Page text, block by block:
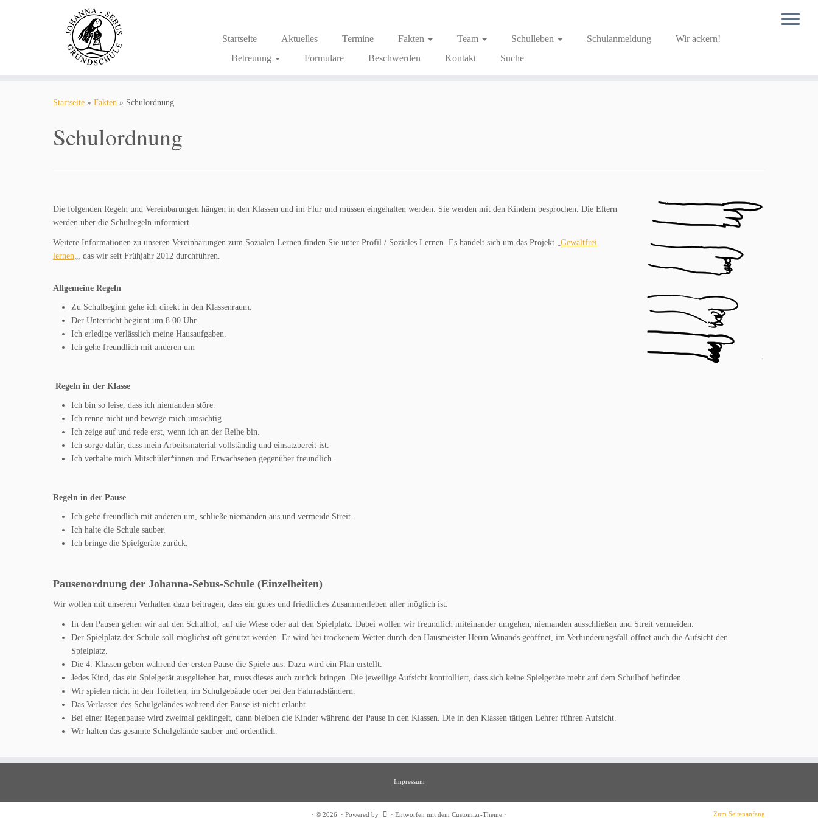
Startseite Aktuelles Termine Fakten Team Schulleben Schulanmeldung
Wir ackern!
Betreuung
Formulare Beschwerden Kontakt Suche
Startseite » Fakten » Schulordnung
Schulordnung
Die folgenden Regeln und Vereinbarungen hängen in den Klassen und im Flur und müssen eingehalten werden. Sie werden mit den Kindern besprochen. Die Eltern
werden über die Schulregeln informiert.
Weitere Informationen zu unseren Vereinbarungen zum Sozialen Lernen finden Sie unter Profil / Soziales Lernen. Es handelt sich um das Projekt „Gewaltfrei
lernen„, das wir seit Frühjahr 2012 durchführen.
Allgemeine Regeln
Zu Schulbeginn gehe ich direkt in den Klassenraum.
Der Unterricht beginnt um 8.00 Uhr.
Ich erledige verlässlich meine Hausaufgaben.
Ich gehe freundlich mit anderen um
Regeln in der Klasse
Ich bin so leise, dass ich niemanden störe.
Ich renne nicht und bewege mich umsichtig.
Ich zeige auf und rede erst, wenn ich an der Reihe bin.
Ich sorge dafür, dass mein Arbeitsmaterial vollständig und einsatzbereit ist.
Ich verhalte mich Mitschüler*innen und Erwachsenen gegenüber freundlich.
Regeln in der Pause
Ich gehe freundlich mit anderen um, schließe niemanden aus und vermeide Streit.
Ich halte die Schule sauber.
Ich bringe die Spielgeräte zurück.
Pausenordnung der Johanna-Sebus-Schule (Einzelheiten)
Wir wollen mit unserem Verhalten dazu beitragen, dass ein gutes und friedliches Zusammenleben aller möglich ist.
In den Pausen gehen wir auf den Schulhof, auf die Wiese oder auf den Spielplatz. Dabei wollen wir freundlich miteinander umgehen, niemanden ausschließen und Streit vermeiden.
Der Spielplatz der Schule soll möglichst oft genutzt werden. Er wird bei trockenem Wetter durch den Hausmeister Herrn Winands geöffnet, im Verhinderungsfall öffnet auch die Aufsicht den
Spielplatz.
Die 4. Klassen geben während der ersten Pause die Spiele aus. Dazu wird ein Plan erstellt.
Jedes Kind, das ein Spielgerät ausgeliehen hat, muss dieses auch zurück bringen. Die jeweilige Aufsicht kontrolliert, dass sich keine Spielgeräte mehr auf dem Schulhof befinden.
Wir spielen nicht in den Toiletten, im Schulgebäude oder bei den Fahrradständern.
Das Verlassen des Schulgeländes während der Pause ist nicht erlaubt.
Bei einer Regenpause wird zweimal geklingelt, dann bleiben die Kinder während der Pause in den Klassen. Die in den Klassen tätigen Lehrer führen Aufsicht.
Wir halten das gesamte Schulgelände sauber und ordentlich.
Impressum
· © 2026 · Powered by · Entworfen mit dem Customizr-Theme · Zum Seitenanfang